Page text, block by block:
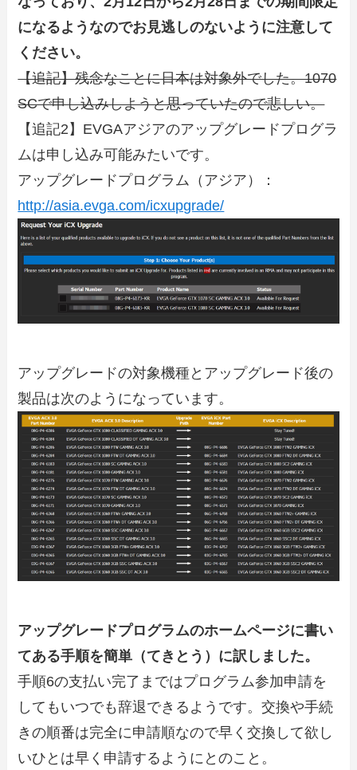
になるようなのでお見逃しのないように注意して
ください。
【追記】残念なことに日本は対象外でした。1070
SCで申し込みしようと思っていたので悲しい。
【追記2】EVGAアジアのアップグレードプログラ
ムは申し込み可能みたいです。
アップグレードプログラム（アジア）：
http://asia.evga.com/icxupgrade/
アップグレードの対象機種とアップグレード後の
製品は次のようになっています。
アップグレードプログラムのホームページに書い
てある手順を簡単（てきとう）に訳しました。
手順6の支払い完了まではプログラム参加申請を
してもいつでも辞退できるようです。交換や手続
きの順番は完全に申請順なので早く交換して欲し
いひとは早く申請するようにとのこと。